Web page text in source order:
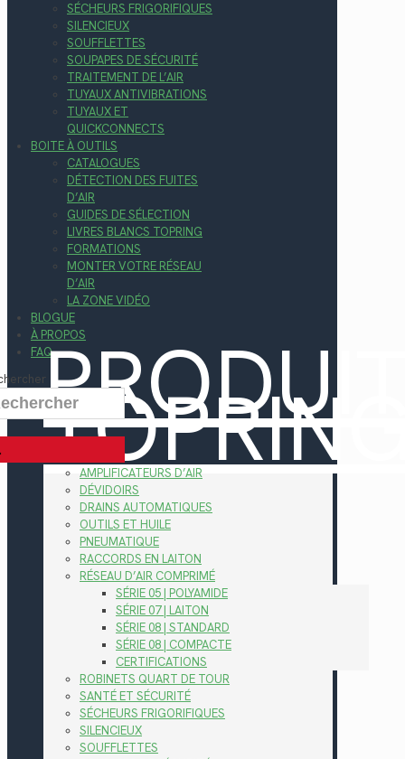
SÉCHEURS FRIGORIFIQUES
SILENCIEUX
SOUFFLETTES
SOUPAPES DE SÉCURITÉ
TRAITEMENT DE L’AIR
TUYAUX ANTIVIBRATIONS
TUYAUX ET
QUICKCONNECTS
BOITE À OUTILS
CATALOGUES
DÉTECTION DES FUITES
D’AIR
GUIDES DE SÉLECTION
LIVRES BLANCS TOPRING
FORMATIONS
MONTER VOTRE RÉSEAU
D’AIR
LA ZONE VIDÉO
BLOGUE
À PROPOS
FAQ
AMPLIFICATEURS D’AIR
DÉVIDOIRS
DRAINS AUTOMATIQUES
OUTILS ET HUILE
PNEUMATIQUE
RACCORDS EN LAITON
RÉSEAU D’AIR COMPRIMÉ
SÉRIE 05 | POLYAMIDE
SÉRIE 07 | LAITON
SÉRIE 08 | STANDARD
SÉRIE 08 | COMPACTE
CERTIFICATIONS
ROBINETS QUART DE TOUR
SANTÉ ET SÉCURITÉ
SÉCHEURS FRIGORIFIQUES
SILENCIEUX
SOUFFLETTES